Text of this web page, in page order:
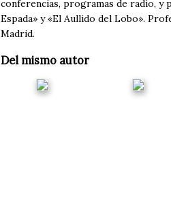
conferencias, programas de radio, y
Espada» y «El Aullido del Lobo».
Madrid.
Del mismo autor